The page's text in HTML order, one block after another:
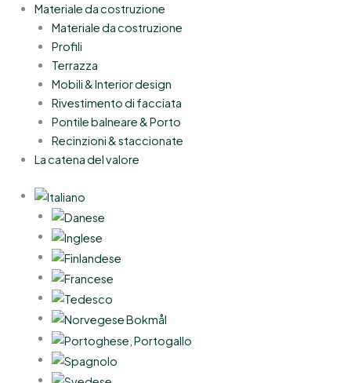
Materiale da costruzione
Materiale da costruzione
Profili
Terrazza
Mobili & Interior design
Rivestimento di facciata
Pontile balneare & Porto
Recinzioni & staccionate
La catena del valore